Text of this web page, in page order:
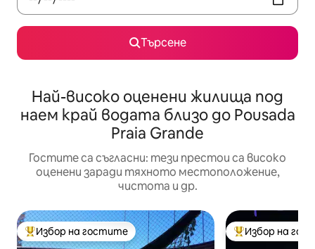
Търсене
Най-високо оценени жилища под
наем край водата близо до Pousada
Praia Grande
Гостите са съгласни: тези престои са високо
оценени заради тяхното местоположение,
чистота и др.
Най-популярен избор на гостите
Избор на гостите Най-популярен
Избор на